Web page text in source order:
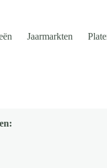
Jaarmarkten